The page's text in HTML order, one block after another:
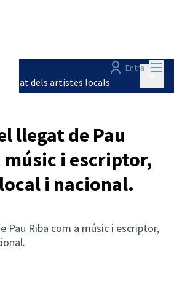
Entra
llegat dels artistes locals
llegat de Pau
músic i escriptor,
i nacional.
Pau Riba com a músic i escriptor,